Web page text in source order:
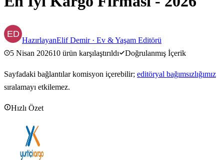
HazırlayanElif Demir· Ev & Yaşam Editörü
5 Nisan 202610 ürün karşılaştırıldı Doğrulanmış İçerik
Sayfadaki bağlantılar komisyon içerebilir; editöryal bağımsızlığımız
sıralamayı etkilemez.
Hızlı Özet